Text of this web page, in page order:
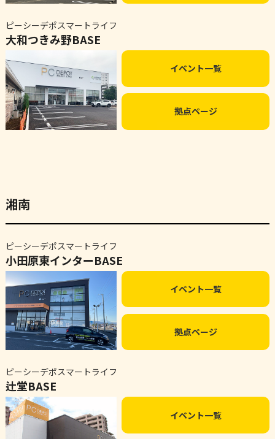
ピーシーデポスマートライフ
大和つきみ野BASE
イベント一覧
拠点ページ
湘南
ピーシーデポスマートライフ
小田原東インターBASE
イベント一覧
拠点ページ
ピーシーデポスマートライフ
辻堂BASE
イベント一覧